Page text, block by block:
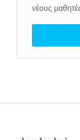
νέους